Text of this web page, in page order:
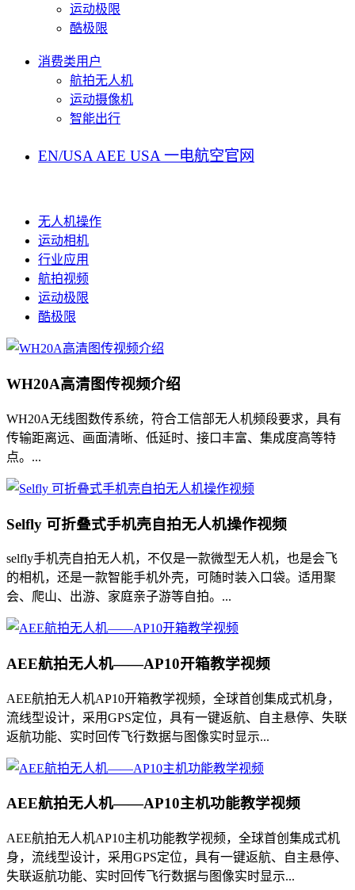
运动极限
酷极限
消费类用户
航拍无人机
运动摄像机
智能出行
EN/USA AEE USA 一电航空官网
无人机操作
运动相机
行业应用
航拍视频
运动极限
酷极限
WH20A高清图传视频介绍
WH20A无线图数传系统，符合工信部无人机频段要求，具有
传输距离远、画面清晰、低延时、接口丰富、集成度高等特
点。...
Selfly 可折叠式手机壳自拍无人机操作视频
selfly手机壳自拍无人机，不仅是一款微型无人机，也是会飞
的相机，还是一款智能手机外壳，可随时装入口袋。适用聚
会、爬山、出游、家庭亲子游等自拍。...
AEE航拍无人机——AP10开箱教学视频
AEE航拍无人机AP10开箱教学视频，全球首创集成式机身，
流线型设计，采用GPS定位，具有一键返航、自主悬停、失联
返航功能、实时回传飞行数据与图像实时显示...
AEE航拍无人机——AP10主机功能教学视频
AEE航拍无人机AP10主机功能教学视频，全球首创集成式机
身，流线型设计，采用GPS定位，具有一键返航、自主悬停、
失联返航功能、实时回传飞行数据与图像实时显示...